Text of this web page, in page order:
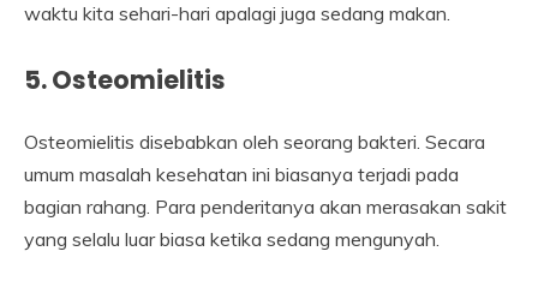
waktu kita sehari-hari apalagi juga sedang makan.
5. Osteomielitis
Osteomielitis disebabkan oleh seorang bakteri. Secara
umum masalah kesehatan ini biasanya terjadi pada
bagian rahang. Para penderitanya akan merasakan sakit
yang selalu luar biasa ketika sedang mengunyah.